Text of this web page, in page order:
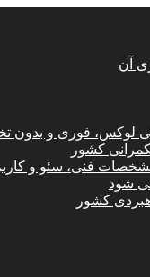
آن
لوکس، فوری و بدون
کشور
مشخصات فنی، سئو و
شود